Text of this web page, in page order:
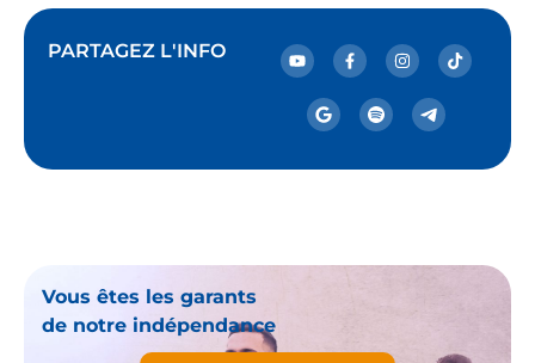
PARTAGEZ L'INFO
Vous êtes les garants
de notre indépendance